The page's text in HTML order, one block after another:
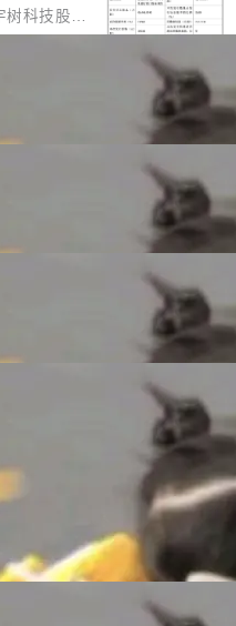
的设
句话：LLM
但不能用来
作者本身
树科技股份
结果，杭
略配售对
中，Dee
次传递同
会拒绝包
核...
票中获得
入新的发
版维基百
态。 Groki
能生成内
百科网站
发现，无论
现近期更
、写 R
、
行翻译文
模块围绕三
：
Iceb
失的那一
进一步支